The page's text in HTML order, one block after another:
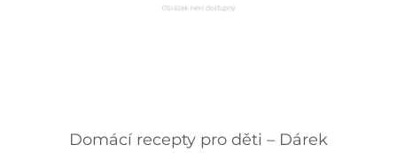
Domácí recepty pro děti – Dárek